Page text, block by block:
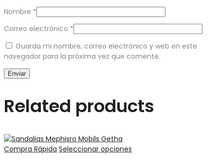
Nombre *
Correo electrónico *
Guarda mi nombre, correo electrónico y web en este
navegador para la próxima vez que comente.
Related products
Compra Rápida Seleccionar opciones